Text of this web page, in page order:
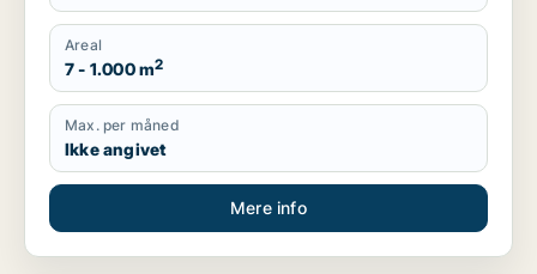
Areal
7 - 1.000 m2
Max. per måned
Ikke angivet
Mere info